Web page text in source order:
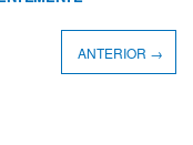
ANTERIOR →